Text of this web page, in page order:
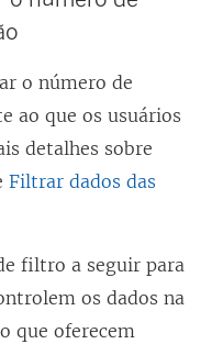
o número de
ao que os usuários
detalhes sobre
Filtrar dados das
filtro a seguir para
os dados na
que oferecem